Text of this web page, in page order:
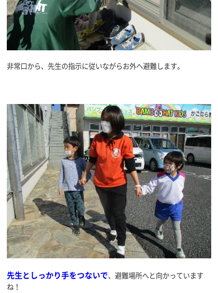
非常口から、先生の指示に従いながらお外へ避難します。
先生としっかり手をつないで、避難場所へと向かっています
ね！